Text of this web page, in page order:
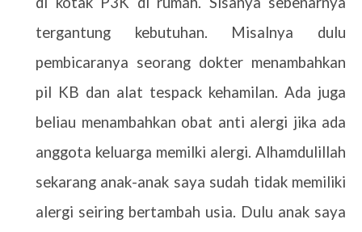
tergantung kebutuhan. Misalnya dulu
pembicaranya seorang dokter menambahkan
pil KB dan alat tespack kehamilan. Ada juga
beliau menambahkan obat anti alergi jika ada
anggota keluarga memilki alergi. Alhamdulillah
sekarang anak-anak saya sudah tidak memiliki
alergi seiring bertambah usia. Dulu anak saya